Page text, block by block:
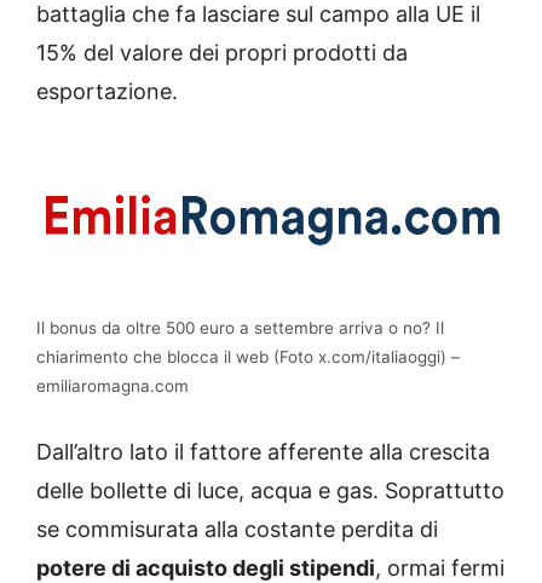
battaglia che fa lasciare sul campo alla UE il
15% del valore dei propri prodotti da
esportazione.
Il bonus da oltre 500 euro a settembre arriva o no? Il
chiarimento che blocca il web (Foto x.com/italiaoggi) –
emiliaromagna.com
Dall’altro lato il fattore afferente alla crescita
delle bollette di luce, acqua e gas. Soprattutto
se commisurata alla costante perdita di
potere di acquisto degli stipendi, ormai fermi